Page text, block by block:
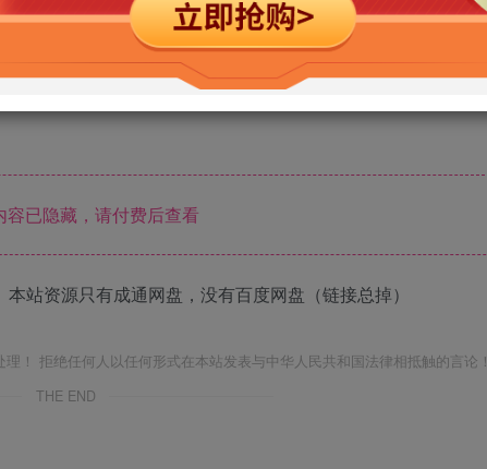
容已隐藏，请付费后查看
站资源只有成通网盘，没有百度网盘（链接总掉）
！ 拒绝任何人以任何形式在本站发表与中华人民共和国法律相抵触的言论！
THE END